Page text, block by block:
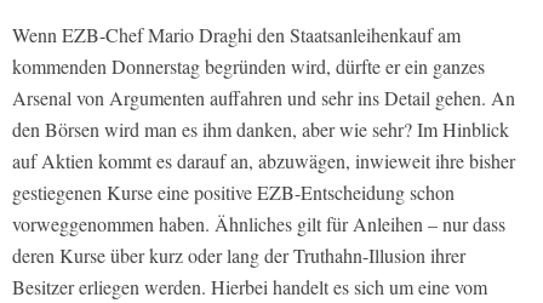
Wenn EZB-Chef Mario Draghi den Staatsanleihenkauf am
kommenden Donnerstag begründen wird, dürfte er ein ganzes
Arsenal von Argumenten auffahren und sehr ins Detail gehen. An
den Börsen wird man es ihm danken, aber wie sehr? Im Hinblick
auf Aktien kommt es darauf an, abzuwägen, inwieweit ihre bisher
gestiegenen Kurse eine positive EZB-Entscheidung schon
vorweggenommen haben. Ähnliches gilt für Anleihen – nur dass
deren Kurse über kurz oder lang der Truthahn-Illusion ihrer
Besitzer erliegen werden. Hierbei handelt es sich um eine vom